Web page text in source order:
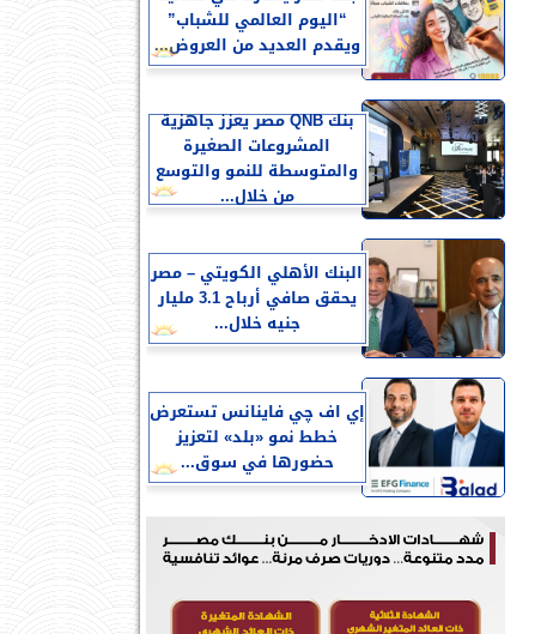
“اليوم العالمي للشباب”
ويقدم العديد من العروض...
بنك QNB مصر يعزز جاهزية
المشروعات الصغيرة
والمتوسطة للنمو والتوسع
من خلال...
البنك الأهلي الكويتي – مصر
يحقق صافي أرباح 3.1 مليار
جنيه خلال...
إي اف چي فاينانس تستعرض
خطط نمو «بلد» لتعزيز
حضورها في سوق...